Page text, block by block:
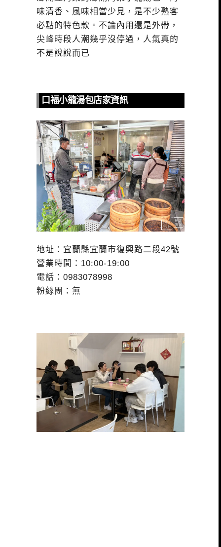
味清香、風味相當少見，是不少熟客
必點的特色款。不論內用還是外帶，
尖峰時段人潮幾乎沒停過，人氣真的
不是說說而已
口福小籠湯包店家資訊
地址：宜蘭縣宜蘭市復興路二段42號
營業時間：10:00-19:00
電話：0983078998
粉絲團：無